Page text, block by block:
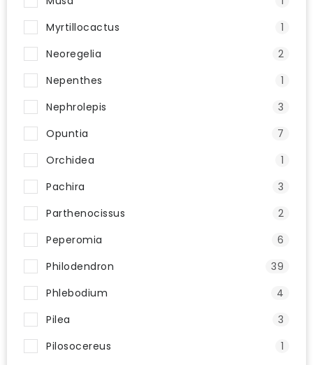
Myrtillocactus
1
Neoregelia
2
Nepenthes
1
Nephrolepis
3
Opuntia
7
Orchidea
1
Pachira
3
Parthenocissus
2
Peperomia
6
Philodendron
39
Phlebodium
4
Pilea
3
Pilosocereus
1